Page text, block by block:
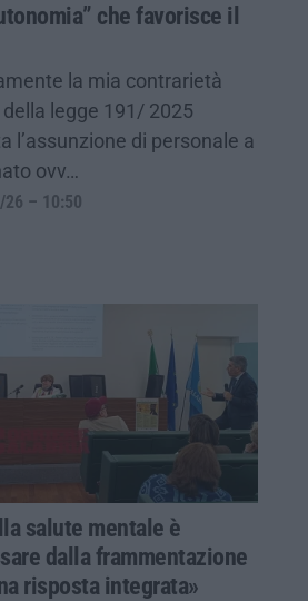
che favorisce il
la mia contrarietà
della legge 191/ 2025
l’assunzione di personale a
ovv…
26 – 10:50
salute mentale è
dalla frammentazione
risposta integrata»